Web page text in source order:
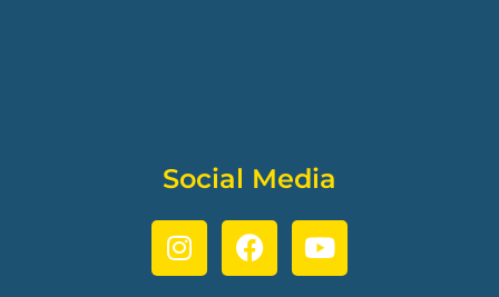
Social Media